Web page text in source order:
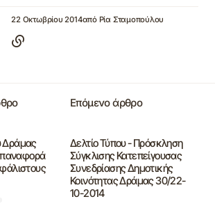
22 Οκτωβρίου 2014από Ρία Σταμοπούλου
Δράμας
Επόμενο άρθρο
Δελτίο Τύπου - Πρόσκληση
Σύγκλισης Κατεπείγουσας
Συνεδρίασης Δημοτικής
Κοινότητας Δράμας 30/22-
10-2014